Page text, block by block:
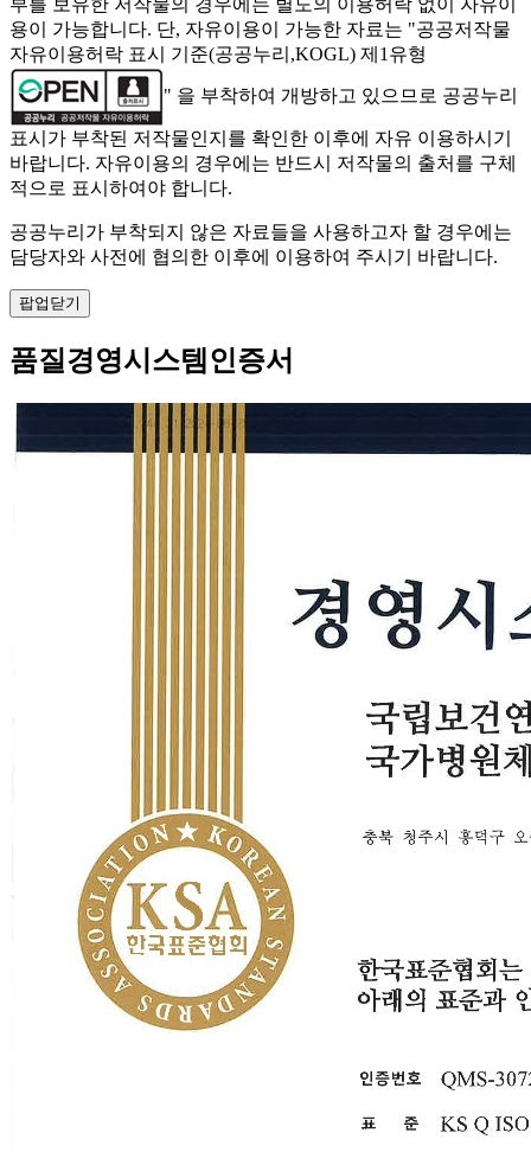
부를 보유한 저작물의 경우에는 별도의 이용허락 없이 자유이
용이 가능합니다. 단, 자유이용이 가능한 자료는 "공공저작물
자유이용허락 표시 기준(공공누리,KOGL) 제1유형
" 을 부착하여 개방하고 있으므로 공공누리
표시가 부착된 저작물인지를 확인한 이후에 자유 이용하시기
바랍니다. 자유이용의 경우에는 반드시 저작물의 출처를 구체
적으로 표시하여야 합니다.
공공누리가 부착되지 않은 자료들을 사용하고자 할 경우에는
담당자와 사전에 협의한 이후에 이용하여 주시기 바랍니다.
팝업닫기
품질경영시스템인증서